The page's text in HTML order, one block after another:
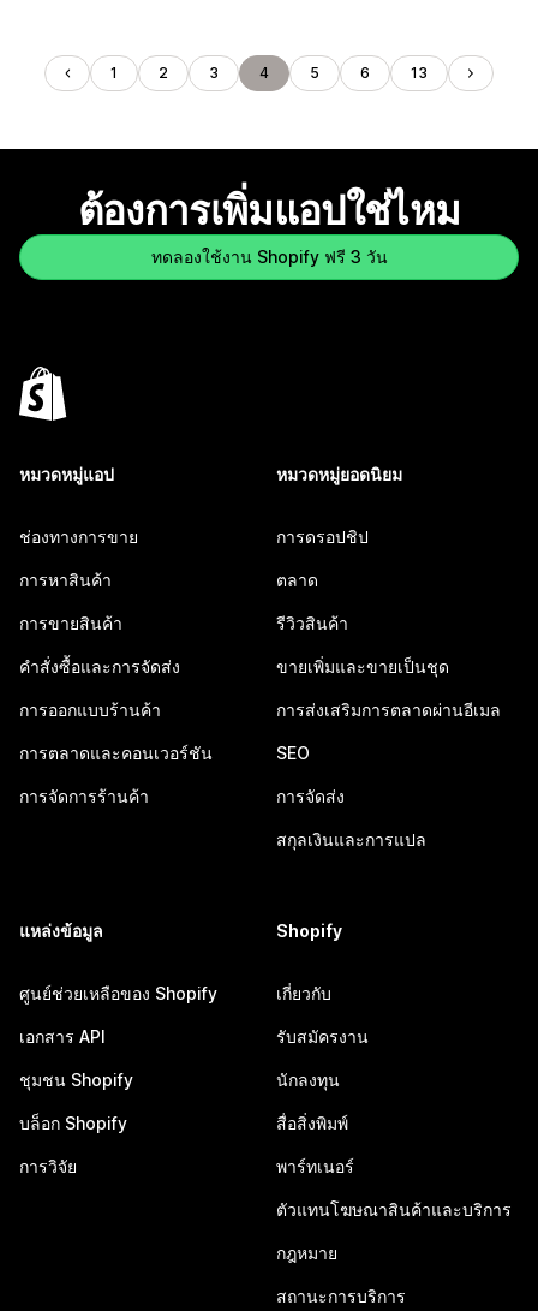
1 2 3 4 5 6 13
ต้องการเพิ่มแอปใช่ไหม
ทดลองใช้งาน Shopify ฟรี 3 วัน
หมวดหมู่แอป
ช่องทางการขาย
การหาสินค้า
การขายสินค้า
คำสั่งซื้อและการจัดส่ง
การออกแบบร้านค้า
การตลาดและคอนเวอร์ชัน
การจัดการร้านค้า
หมวดหมู่ยอดนิยม
การดรอปชิป
ตลาด
รีวิวสินค้า
ขายเพิ่มและขายเป็นชุด
การส่งเสริมการตลาดผ่านอีเมล
SEO
การจัดส่ง
สกุลเงินและการแปล
แหล่งข้อมูล
ศูนย์ช่วยเหลือของ Shopify
เอกสาร API
ชุมชน Shopify
บล็อก Shopify
การวิจัย
Shopify
เกี่ยวกับ
รับสมัครงาน
นักลงทุน
สื่อสิ่งพิมพ์
พาร์ทเนอร์
ตัวแทนโฆษณาสินค้าและบริการ
กฎหมาย
สถานะการบริการ